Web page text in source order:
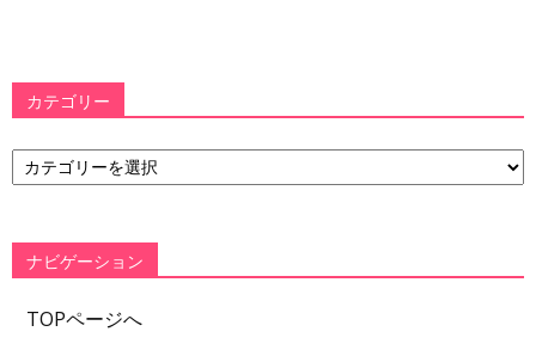
カテゴリー
カ
テ
ー
ナビゲーション
TOPページへ